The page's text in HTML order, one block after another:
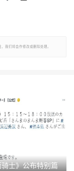
我们将会作修改或删除处理。
骑士》公布特别篇